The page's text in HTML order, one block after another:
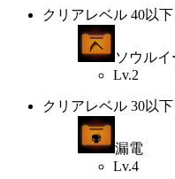
クリアレベル 40以下
ソウルイ
Lv.2
クリアレベル 30以下
漏電
Lv.4